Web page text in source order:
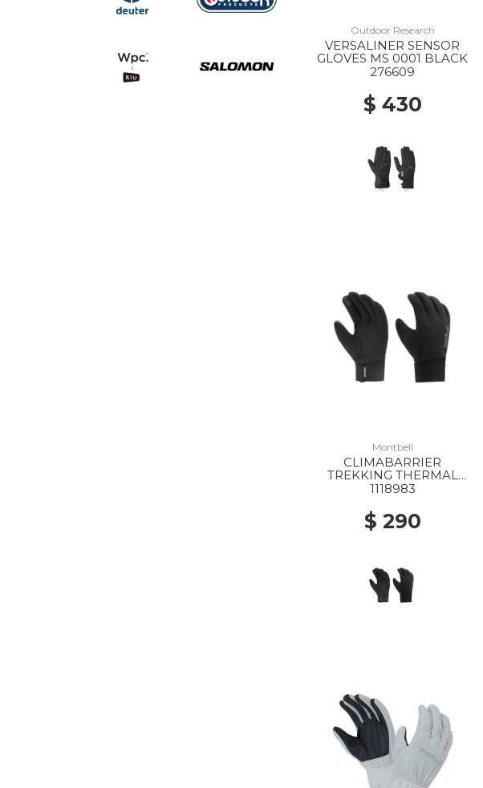
Outdoor Research
VERSALINER SENSOR
GLOVES MS 0001 BLACK
276609
$ 430
Montbell
CLIMABARRIER
TREKKING THERMAL
GLOVES MS BK
1118983
$ 290